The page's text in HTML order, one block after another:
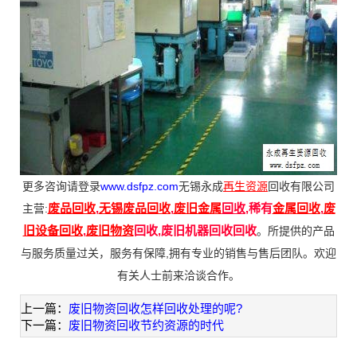
更多咨询请登录www.dsfpz.com无锡永成再生资源回收有限公司
主营:废品回收,无锡废品回收,废旧金属回收,稀有金属回收,废
旧设备回收,废旧物资回收,废旧机器回收回收。所提供的产品
与服务质量过关，服务有保障,拥有专业的销售与售后团队。欢迎
有关人士前来洽谈合作。
上一篇： 废旧物资回收怎样回收处理的呢?
下一篇： 废旧物资回收节约资源的时代